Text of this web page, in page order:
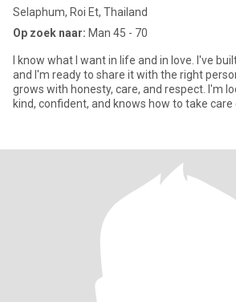
Selaphum, Roi Et, Thailand
Op zoek naar: Man 45 - 70
I know what I want in life and in love. I've
and I'm ready to share it with the right
grows with honesty, care, and respect. I'm
kind, confident, and knows how to take care